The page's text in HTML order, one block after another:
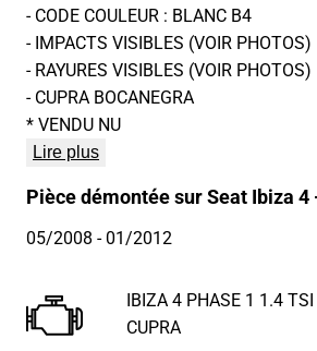
- CODE COULEUR : BLANC B4
- IMPACTS VISIBLES (VOIR PHOTOS)
- RAYURES VISIBLES (VOIR PHOTOS)
- CUPRA BOCANEGRA
* VENDU NU
Lire plus
Pièce démontée sur Seat Ibiza 4
05/2008- 01/2012
IBIZA 4 PHASE 1 1.4
CUPRA